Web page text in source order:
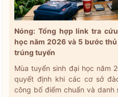
Nóng: Tổng hợp link tra
học năm 2026 và 5 bước
trúng tuyển
Mùa tuyển sinh đại học năm
quyết định khi các cơ sở
công bố điểm chuẩn và danh